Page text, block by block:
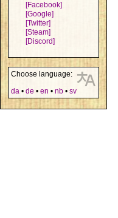
[Facebook]
[Google]
[Twitter]
[Steam]
[Discord]
Choose language:
da • de • en • nb • sv